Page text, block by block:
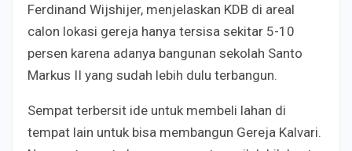
Ferdinand Wijshijer, menjelaskan KDB di areal
calon lokasi gereja hanya tersisa sekitar 5-10
persen karena adanya bangunan sekolah Santo
Markus II yang sudah lebih dulu terbangun.
Sempat terbersit ide untuk membeli lahan di
tempat lain untuk bisa membangun Gereja Kalvari.